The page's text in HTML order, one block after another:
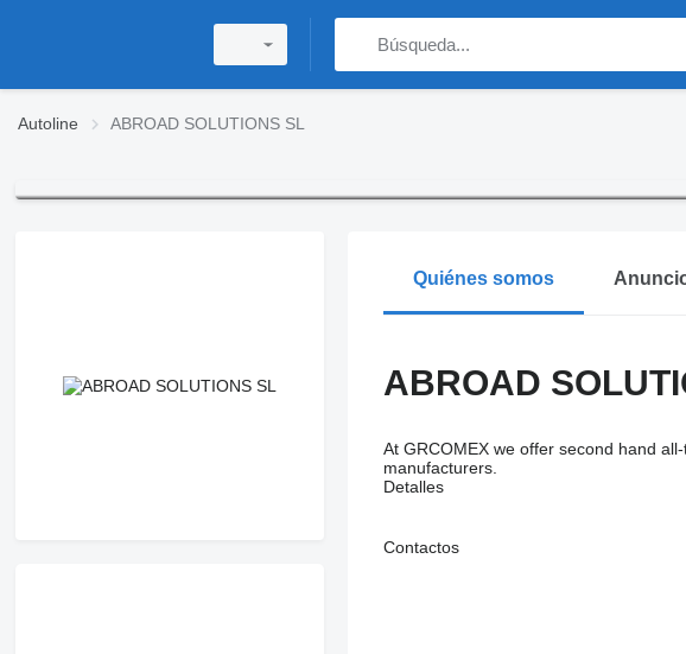
Autoline ABROAD SOLUTIONS SL
Quiénes somos
ABROAD
At GRCOMEX we offer second hand
manufacturers.
Detalles
Contactos